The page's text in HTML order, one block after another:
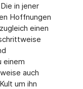
in jener
Hoffnungen
einen
einem
auch
um ihn